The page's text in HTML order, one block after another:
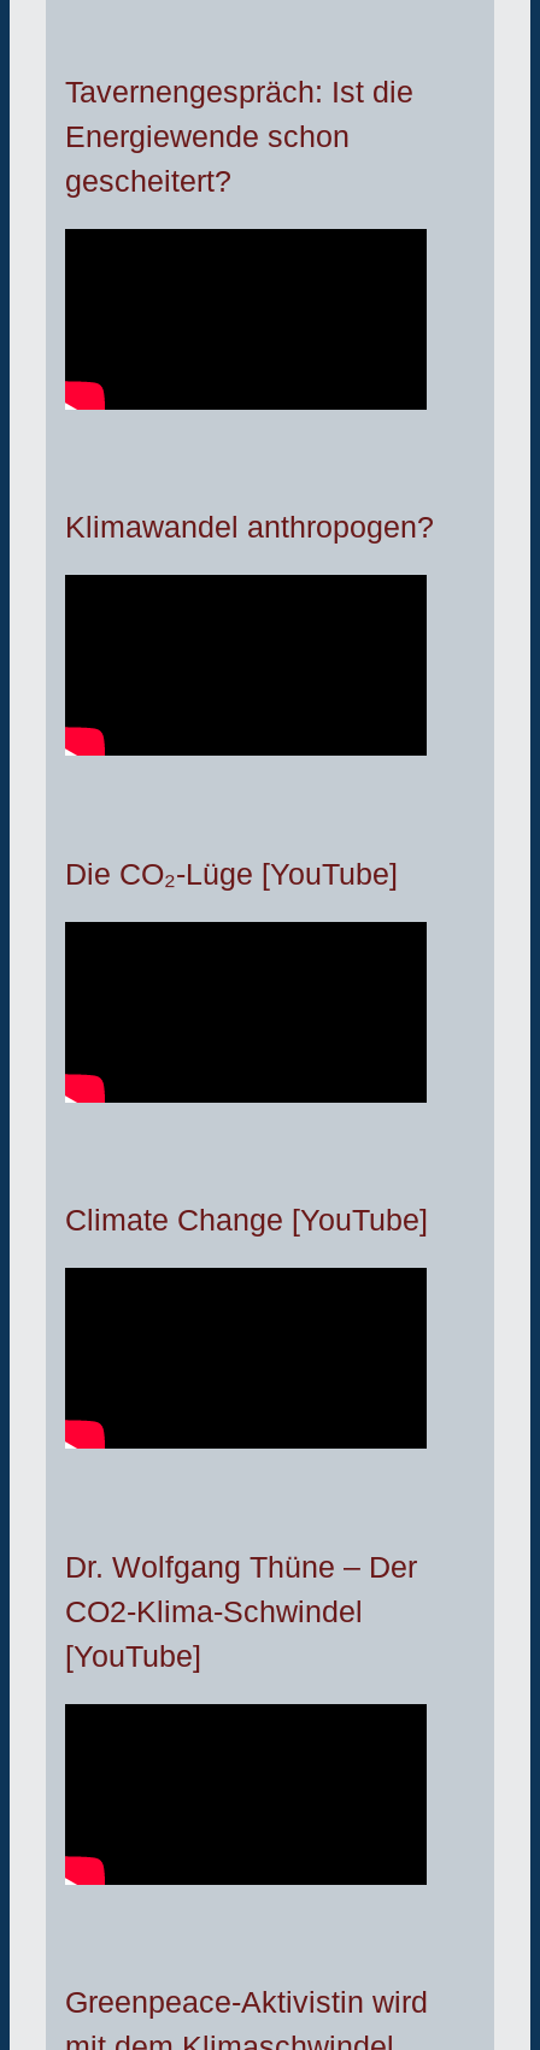
Tavernengespräch: Ist die
Energiewende schon
gescheitert?
Klimawandel anthropogen?
Die CO₂-Lüge [YouTube]
Climate Change [YouTube]
Dr. Wolfgang Thüne – Der
CO2-Klima-Schwindel
[YouTube]
Greenpeace-Aktivistin wird